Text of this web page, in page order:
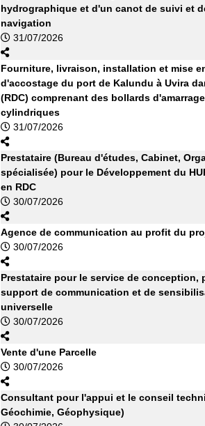
hydrographique et d'un canot de suivi et
navigation
31/07/2026
Fourniture, livraison, installation et mise
d'accostage du port de Kalundu à Uvira
(RDC) comprenant des bollards
cylindriques
31/07/2026
Prestataire (Bureau d'études, Cabinet,
spécialisée) pour le Développement du
en RDC
30/07/2026
Agence de communication au profit du
30/07/2026
Prestataire pour le service de
support de communication et de
universelle
30/07/2026
Vente d'une Parcelle
30/07/2026
Consultant pour l'appui et le conseil
Géochimie, Géophysique)